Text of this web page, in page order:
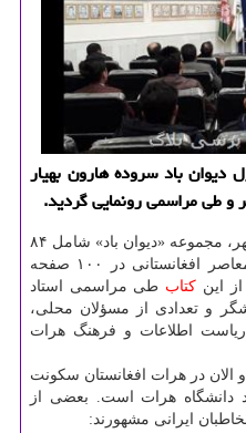
باد سروده هارون بهیار
طی مراسمی رونمایی گردید.
به گزارش پرسی بلاگ به نقل از مهر، مجموعه «دیوان باد» شامل ۸۴
غزل سروده هارون بهیار، شاعر معاصر افغانستانی در ۱۰۰ صفحه
این كتاب طی مراسمی استاد
و تعدادی از مسؤلان محلی،
ریاست اطلاعات و فرهنگ هرات
متولد آبان ۱۳۶۸ است و الان در هرات افغانستان سكونت
دانشگاه هرات است. بعضی از
ایرانی مشهورند: